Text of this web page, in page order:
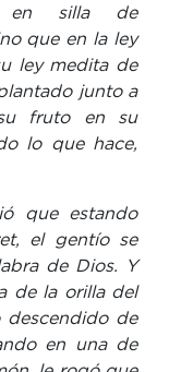
en silla de
que en la ley
ley medita de
junto a
fruto en su
lo que hace,
que estando
el gentío se
de Dios. Y
de la orilla del
descendido de
en una de